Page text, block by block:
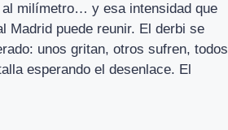
milímetro… y esa intensidad que
Madrid puede reunir. El derbi se
unos gritan, otros sufren, todos
esperando el desenlace. El